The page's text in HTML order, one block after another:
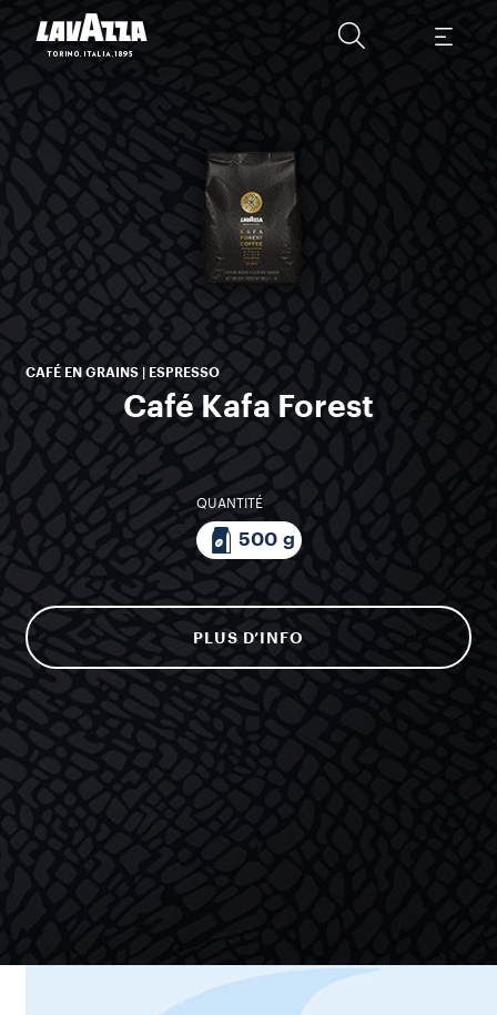
CAFÉ EN GRAINS | ESPRESSO
Café Kafa Forest
QUANTITÉ
500 g
PLUS D’INFO